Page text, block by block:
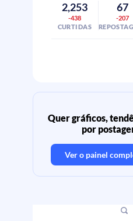
2,253
-438
CURTIDAS
67
-207
Quer gráficos,
por
Ver o painel